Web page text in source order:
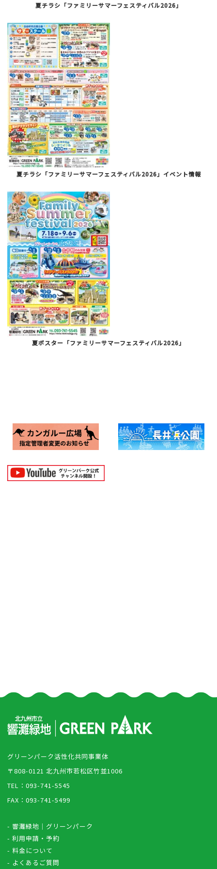
夏チラシ「ファミリーサマーフェスティバル2026」
夏チラシ「ファミリーサマーフェスティバル2026」イベント情報
夏ポスター「ファミリーサマーフェスティバル2026」
グリーンパーク活性化共同事業体
〒808-0121 北九州市若松区竹並1006
TEL：093-741-5545
FAX：093-741-5499
- 響灘緑地｜グリーンパーク
- 利用申請・予約
- 料金について
- よくあるご質問